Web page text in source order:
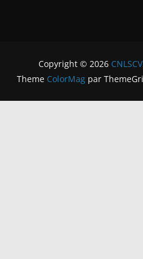
Copyright © 2026 CNLSCV
Theme ColorMagpar